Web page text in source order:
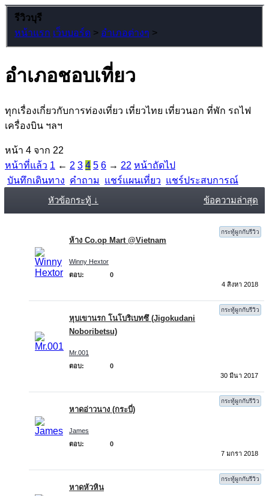
รีวิวบุรี
หน้าแรก เว็บบอร์ด > อำเภอต่างๆ >
อำเภอชอบเที่ยว
ทุกเรื่องเกี่ยวกับการท่องเที่ยว เที่ยวไทย เที่ยวนอก ที่พัก รถไฟ
เครื่องบิน ฯลฯ
หน้า 4 จาก 22
หน้าที่แล้ว 1 ← 2 3 4 5 6 → 22 หน้าถัดไป
บันทึกเดินทาง คำถาม แชร์แผนเที่ยว แชร์ประสบการณ์
หัวข้อกระทู้ ↓
ข้อความล่าสุด
กระทู้ผูกกับรีวิว
ห้าง Co.op Mart @Vietnam
Winny Hextor
ตอบ:
0
4 สิงหา 2018
กระทู้ผูกกับรีวิว
หุบเขานรก โนโบริเบทซึ (Jigokudani
Noboribetsu)
Mr.001
ตอบ:
0
30 มีนา 2017
กระทู้ผูกกับรีวิว
หาดอ่าวนาง (กระบี่)
James
ตอบ:
0
7 มกรา 2018
กระทู้ผูกกับรีวิว
หาดหัวหิน